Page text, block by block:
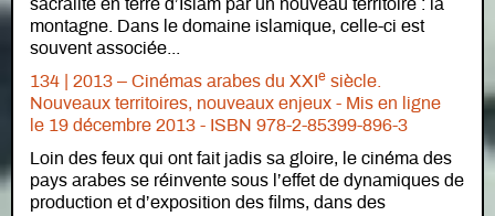
sacralité en terre d’Islam par un nouveau territoire : la
montagne. Dans le domaine islamique, celle-ci est
souvent associée...
134 | 2013 – Cinémas arabes du XXI e siècle.
Nouveaux territoires, nouveaux enjeux - Mis en ligne
le 19 décembre 2013 - ISBN 978-2-85399-896-3
Loin des feux qui ont fait jadis sa gloire, le cinéma des
pays arabes se réinvente sous l’effet de dynamiques de
production et d’exposition des films, dans des